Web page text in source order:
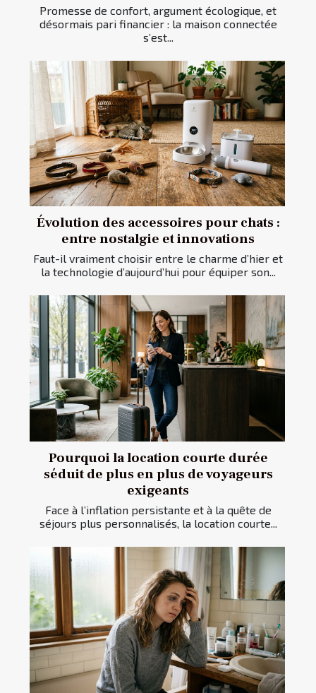
Promesse de confort, argument écologique, et
désormais pari financier : la maison connectée
s’est...
Évolution des accessoires pour chats :
entre nostalgie et innovations
Faut-il vraiment choisir entre le charme d’hier et
la technologie d’aujourd’hui pour équiper son...
Pourquoi la location courte durée
séduit de plus en plus de voyageurs
exigeants
Face à l’inflation persistante et à la quête de
séjours plus personnalisés, la location courte...